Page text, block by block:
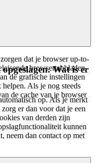
dat je browser up-to-
browsertabbladen
de grafische instellingen
Als je nog steeds
de cache van je browser
Wat is er
op. Als je merkt
er dan voor dat je een
van derden zijn
kunnen
neem dan contact op met